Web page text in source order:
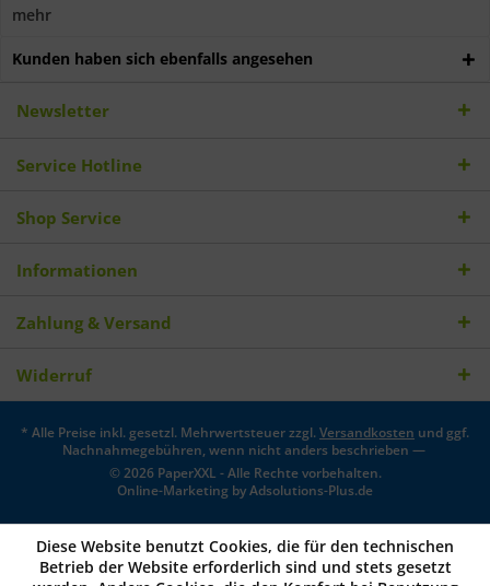
mehr
Kunden haben sich ebenfalls angesehen
Newsletter
Service Hotline
Shop Service
Informationen
Zahlung & Versand
Widerruf
* Alle Preise inkl. gesetzl. Mehrwertsteuer zzgl.Versandkosten und ggf.
Nachnahmegebühren, wenn nicht anders beschrieben —
© 2026 PaperXXL - Alle Rechte vorbehalten.
Online-Marketing byAdsolutions-Plus.de
Diese Website benutzt Cookies, die für den technischen
Betrieb der Website erforderlich sind und stets gesetzt